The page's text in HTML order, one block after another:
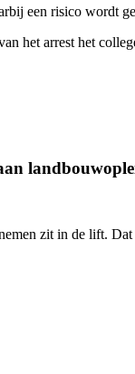
een risico wordt
het arrest het
zit in de lift.